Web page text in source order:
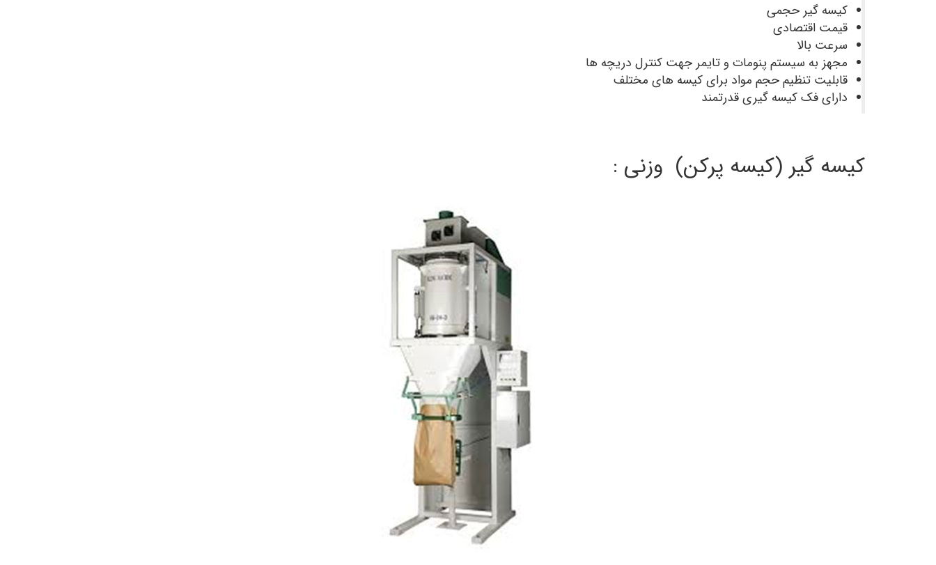
کیسه گیر حجمی
قیمت اقتصادی
سرعت بالا
مجهز به سیستم پنومات و تایمر جهت کنترل دریچه ها
قابلیت تنظیم حجم مواد برای کیسه های مختلف
دارای فک کیسه گیری قدرتمند
کیسه گیر (کیسه پرکن) وزنی :